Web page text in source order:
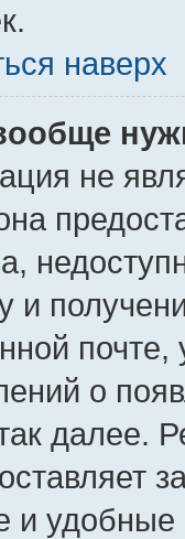
наверх
не
и
о
далее.
и удобные